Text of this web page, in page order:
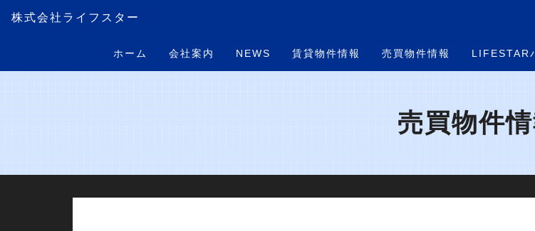
株式会社ライフスター
ホーム 会社案内 NEWS 賃貸物件情報 売買物件情報 LIFESTAR
売買物件